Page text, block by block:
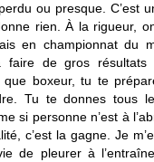
ou presque. C’est
rien. À la rigueur,
en championnat du
faire de gros résultats
boxeur, tu te
Tu te donnes tous
si personne n’est à
c’est la gagne. Je
de pleurer à